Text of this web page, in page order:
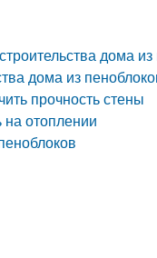
дома из
дома из
прочность стены
на отоплении